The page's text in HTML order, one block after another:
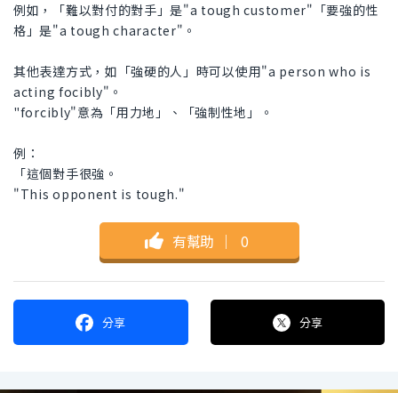
例如，「難以對付的對手」是"a tough customer"「要強的性
格」是"a tough character"。
其他表達方式，如「強硬的人」時可以使用"a person who is
acting focibly"。
"forcibly"意為「用力地」、「強制性地」。
例：
「這個對手很強。
"This opponent is tough."
有幫助 ｜ 0
分享 分享